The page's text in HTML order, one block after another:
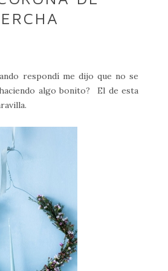
respondí me dijo que no se
algo bonito? El de esta